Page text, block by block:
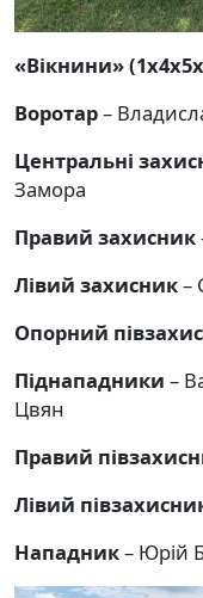
«Вікнини»
Воротар–
Центральні
Замора
Правий захисник
Лівий захисник–
Опорний
Піднападники –
Цвян
Правий
Лівий
Нападник– Юрій